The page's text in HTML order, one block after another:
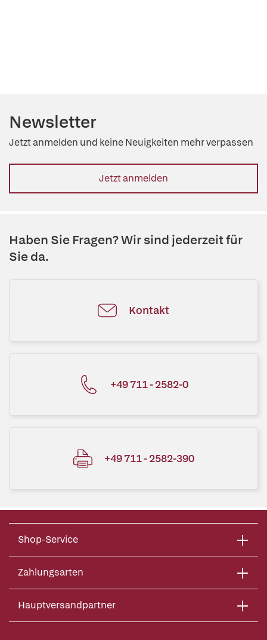
Newsletter
Jetzt anmelden und keine Neuigkeiten mehr verpassen
Jetzt anmelden
Haben Sie Fragen? Wir sind jederzeit für
Sie da.
Kontakt
+49 711 - 2582-0
+49 711 - 2582-390
Shop-Service
Zahlungsarten
Hauptversandpartner